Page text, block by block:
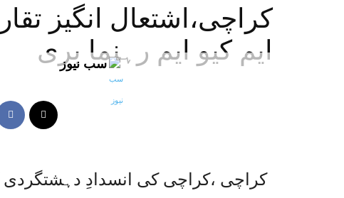
ایم کیو ایم رہنما بری
سب نیوز
کراچی ،کراچی کی انسدادِ دہشتگردی